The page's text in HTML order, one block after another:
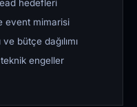
hedefleri
event mimarisi
bütçe dağılımı
engeller